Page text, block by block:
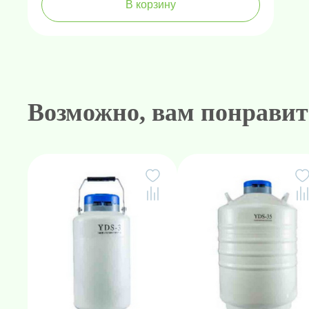
В корзину
Возможно, вам